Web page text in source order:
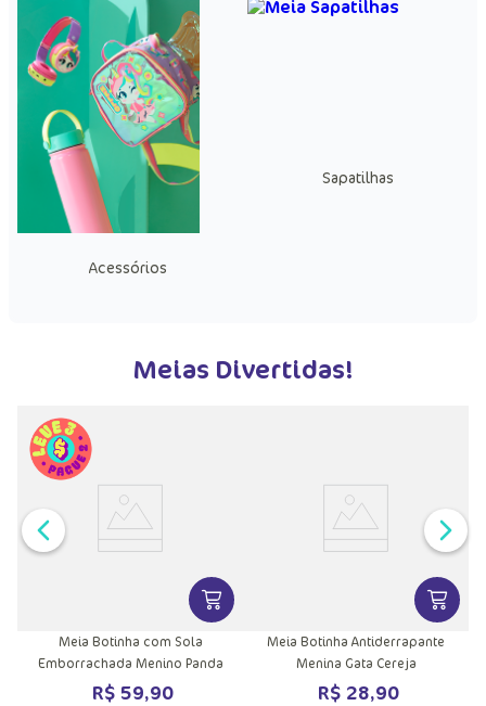
Acessórios
Sapatilhas
Meias Divertidas!
VER MAIS INFORMAÇÕES DO
Meia Botinha com Sola
Emborrachada Menino Panda
R$ 59,90
VER
Meia Botinha Antiderrapante
Menina Gata Cereja
R$ 28,90